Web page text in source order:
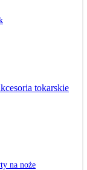
tokarskie
na noże